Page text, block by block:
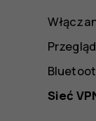
Sieć